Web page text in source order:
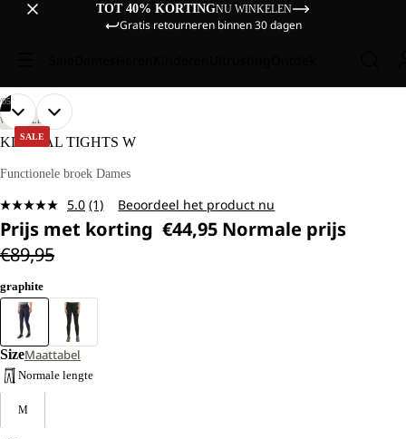
TOT 40% KORTINGNU WINKELEN
Gratis retourneren binnen 30 dagen
SALE
ONS
MODEL
IS
CM
EN
DRAAGT
MAAT
M.
05
AFBEELDING
OPENEN
VOLLEDIG
ONS
MODEL
IS
CM
EN
DRAAGT
MAAT
M.
AFBEELDING
OPENEN
VOLLEDIG
AFBEELDING
OPENEN
VOLLEDIG
AFBEELDING
OPENEN
VOLLEDIG
AFBEELDING
OPENEN
VOLLEDIG
WANDELEN
KLINTAL TIGHTS W
Functionele broek Dames
5.0 Lees
1
beoordeling.
(1) Beoordeel het product nu
Prijs met korting €44,95 Normale prijs
€89,95
graphite
SizeMaattabel
Normale lengte
M